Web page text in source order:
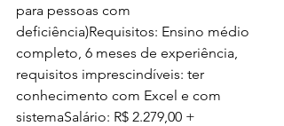
para pessoas com
deficiência)Requisitos: Ensino médio
completo, 6 meses de experiência,
requisitos imprescindíveis: ter
conhecimento com Excel e com
sistemaSalário: R$ 2.279,00 +